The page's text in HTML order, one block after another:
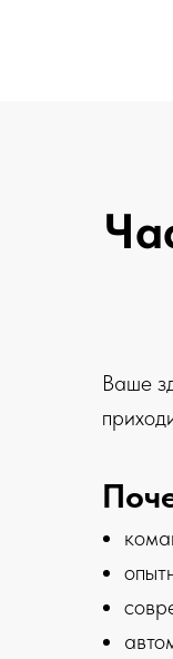
Ваше